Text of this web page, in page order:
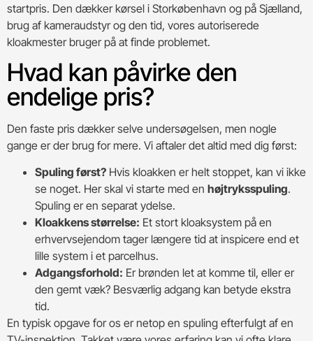
startpris. Den dækker kørsel i Storkøbenhavn og på Sjælland,
brug af kameraudstyr og den tid, vores autoriserede
kloakmester bruger på at finde problemet.
Hvad kan påvirke den
endelige pris?
Den faste pris dækker selve undersøgelsen, men nogle
gange er der brug for mere. Vi aftaler det altid med dig først:
Spuling først? Hvis kloakken er helt stoppet, kan vi ikke
se noget. Her skal vi starte med en højtryksspuling.
Spuling er en separat ydelse.
Kloakkens størrelse: Et stort kloaksystem på en
erhvervsejendom tager længere tid at inspicere end et
lille system i et parcelhus.
Adgangsforhold: Er brønden let at komme til, eller er
den gemt væk? Besværlig adgang kan betyde ekstra
tid.
En typisk opgave for os er netop en spuling efterfulgt af en